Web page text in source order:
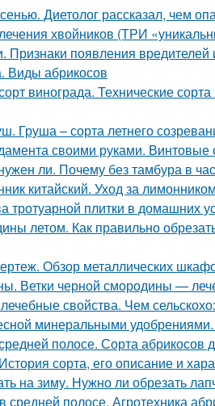
Диетолог рассказал, чем
хвойников (ТРИ
Признаки появления вредителей
Виды абрикосов
винограда. Технические
Груша – сорта летнего
своими руками. Винтовые
ли. Почему без тамбура в
китайский. Уход за
тротуарной плитки в домашних
летом. Как правильно
Обзор металлических
Ветки черной смородины —
свойства. Чем
минеральными
полосе. Сорта абрикосов
сорта, его описание и
на зиму. Нужно ли обрезать
средней полосе. Агротехника